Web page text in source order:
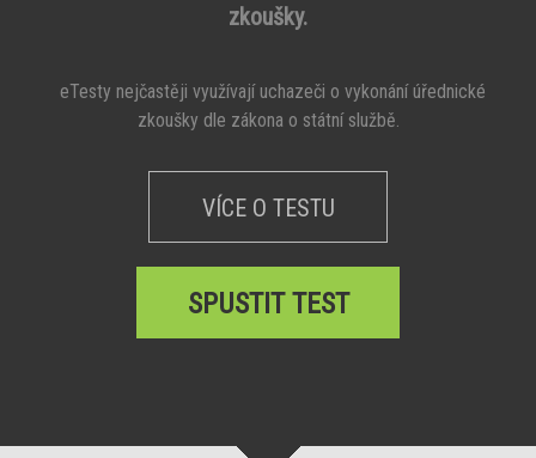
zkoušky.
eTesty nejčastěji využívají uchazeči o vykonání úřednické
zkoušky dle zákona o státní službě.
VÍCE O TESTU
SPUSTIT TEST